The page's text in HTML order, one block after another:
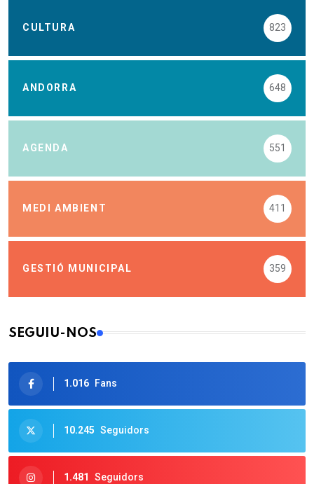
CULTURA 823
ANDORRA 648
AGENDA 551
MEDI AMBIENT 411
GESTIÓ MUNICIPAL 359
SEGUIU-NOS
1.016 Fans
10.245 Seguidors
1.481 Seguidors